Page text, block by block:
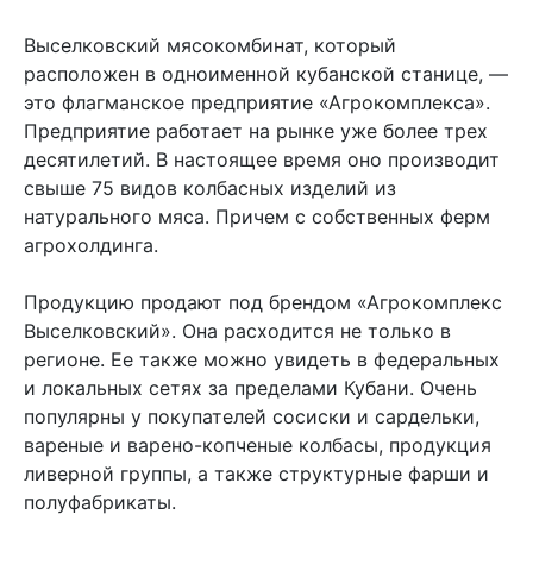
Выселковский мясокомбинат, который
расположен в одноименной кубанской станице, —
это флагманское предприятие «Агрокомплекса».
Предприятие работает на рынке уже более трех
десятилетий. В настоящее время оно производит
свыше 75 видов колбасных изделий из
натурального мяса. Причем с собственных ферм
агрохолдинга.
Продукцию продают под брендом «Агрокомплекс
Выселковский». Она расходится не только в
регионе. Ее также можно увидеть в федеральных
и локальных сетях за пределами Кубани. Очень
популярны у покупателей сосиски и сардельки,
вареные и варено-копченые колбасы, продукция
ливерной группы, а также структурные фарши и
полуфабрикаты.